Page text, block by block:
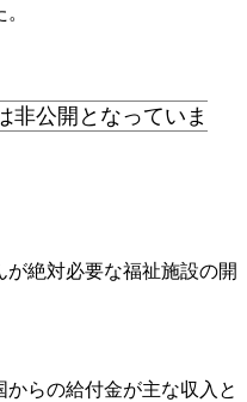
非公開となっていま
が絶対必要な福祉施設の開
らの給付金が主な収入と